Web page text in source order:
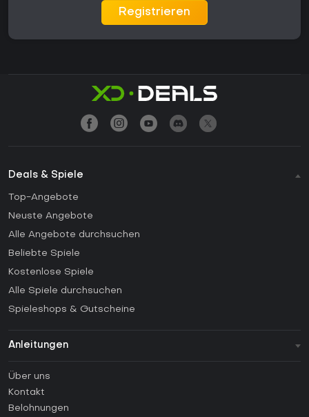
Registrieren
Deals & Spiele
Top-Angebote
Neuste Angebote
Alle Angebote durchsuchen
Beliebte Spiele
Kostenlose Spiele
Alle Spiele durchsuchen
Spieleshops & Gutscheine
Anleitungen
Anleitungen
Wie aktiviert man einen Steam CD Key?
Über uns
Kontakt
Belohnungen